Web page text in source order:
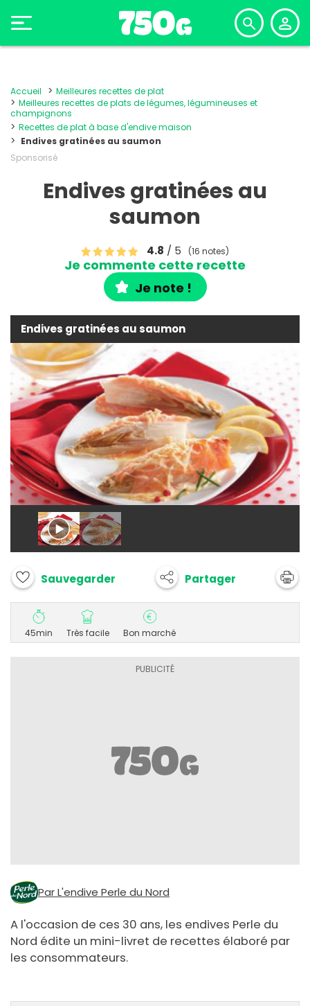
Accueil
Meilleures recettes de plat
Meilleures recettes de plats de légumes, légumineuses et
champignons
Recettes de plat à base d'endive maison
Endives gratinées au saumon
Sponsorisé
Endives gratinées au
saumon
4.8 / 5 (16 notes)
Je commente cette recette
Je note !
Endives gratinées au saumon
Sauvegarder Partager
45min Très facile Bon marché
Par L'endive Perle du Nord
A l'occasion de ces 30 ans, les endives Perle du
Nord édite un mini-livret de recettes élaboré par
les consommateurs.